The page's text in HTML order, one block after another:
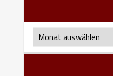
بایگانی
ماهانه